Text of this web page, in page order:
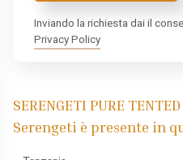
Inviando la richiesta dai il
Privacy Policy
SERENGETI PURE
Serengeti è presente in